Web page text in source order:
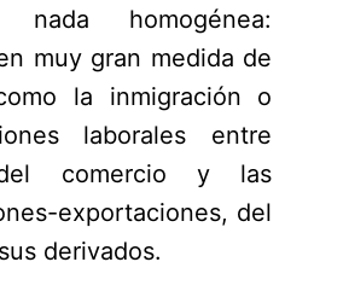
nada homogénea:
muy gran medida de
la inmigración o
laborales entre
comercio y las
exportaciones, del
derivados.